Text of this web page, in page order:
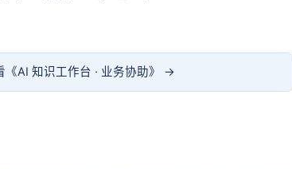
《AI 知识工作台 · 业务协助》 →